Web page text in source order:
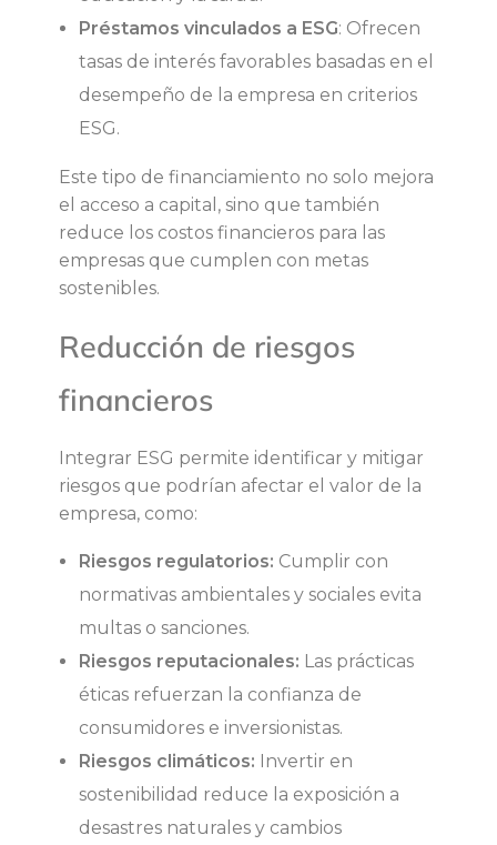
s
Préstamos vinculados a ESG: Ofrecen
tasas de interés favorables basadas en el
desempeño de la empresa en criterios
ESG.
Este tipo de financiamiento no solo mejora
el acceso a capital, sino que también
reduce los costos financieros para las
empresas que cumplen con metas
sostenibles.
Reducción de riesgos
financieros
Integrar ESG permite identificar y mitigar
riesgos que podrían afectar el valor de la
empresa, como:
Riesgos regulatorios: Cumplir con
normativas ambientales y sociales evita
multas o sanciones.
Riesgos reputacionales: Las prácticas
éticas refuerzan la confianza de
consumidores e inversionistas.
Riesgos climáticos: Invertir en
sostenibilidad reduce la exposición a
desastres naturales y cambios